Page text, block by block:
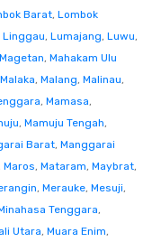
Barat, Lombok
Linggau, Lumajang, Luwu,
Magetan, Mahakam Ulu
Malaka, Malang, Malinau,
, Mamasa,
, Mamuju Tengah,
Barat, Manggarai
Maros, Mataram, Maybrat,
, Merauke, Mesuji,
Tenggara,
Utara, Muara Enim,